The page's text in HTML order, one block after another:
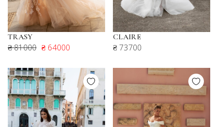
TRASY
₴ 81000 ₴ 64000
CLAIRE
₴ 73700